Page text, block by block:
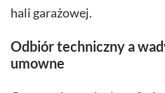
hali garażowej.
Odbiór techniczny a
umowne